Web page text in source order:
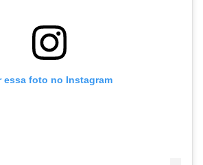
essa foto no Instagram